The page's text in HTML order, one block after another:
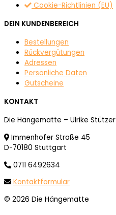
Cookie-Richtlinien (EU)
DEIN KUNDENBEREICH
Bestellungen
Rückvergütungen
Adressen
Persönliche Daten
Gutscheine
KONTAKT
Die Hängematte – Ulrike Stützer
Immenhofer Straße 45
D-70180 Stuttgart
0711 6492634
Kontaktformular
© 2026 Die Hängematte